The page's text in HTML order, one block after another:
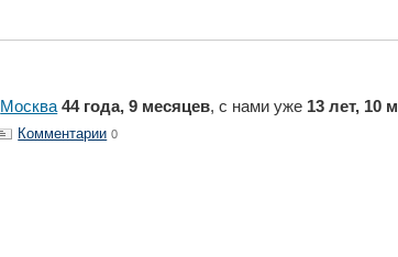
Москва 44 года, 9 месяцев, с нами уже 13 лет, 10
Комментарии 0